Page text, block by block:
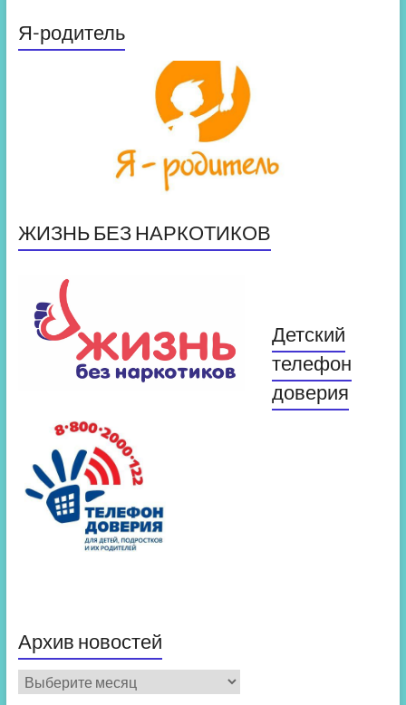
Я-родитель
ЖИЗНЬ БЕЗ НАРКОТИКОВ
Детский
телефон
доверия
Архив новостей
Архив
новостей